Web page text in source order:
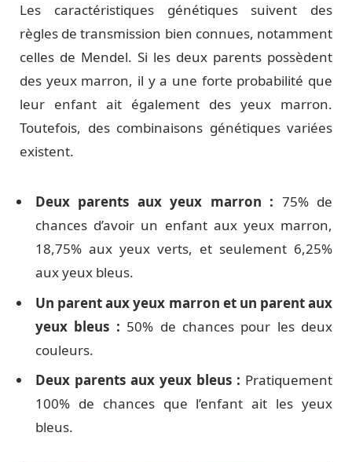
Les caractéristiques génétiques suivent des
règles de transmission bien connues, notamment
celles de Mendel. Si les deux parents possèdent
des yeux marron, il y a une forte probabilité que
leur enfant ait également des yeux marron.
Toutefois, des combinaisons génétiques variées
existent.
Deux parents aux yeux marron : 75% de
chances d’avoir un enfant aux yeux marron,
18,75% aux yeux verts, et seulement 6,25%
aux yeux bleus.
Un parent aux yeux marron et un parent aux
yeux bleus : 50% de chances pour les deux
couleurs.
Deux parents aux yeux bleus : Pratiquement
100% de chances que l’enfant ait les yeux
bleus.